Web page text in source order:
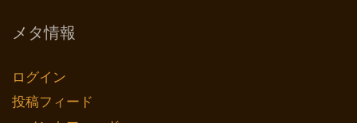
メタ情報
ログイン
投稿フィード